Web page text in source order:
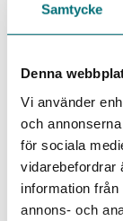
Samtycke
Denna
Vi använder
och
för sociala
vidarebefordrar
information
annons- och
ett
från hela
efter
problem och
effektiv,
Syd är